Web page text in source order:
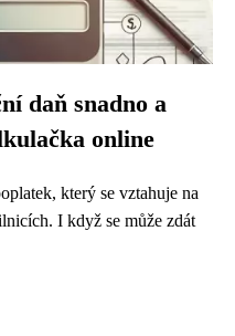
daň snadno a
online
který se vztahuje na
I když se může zdát